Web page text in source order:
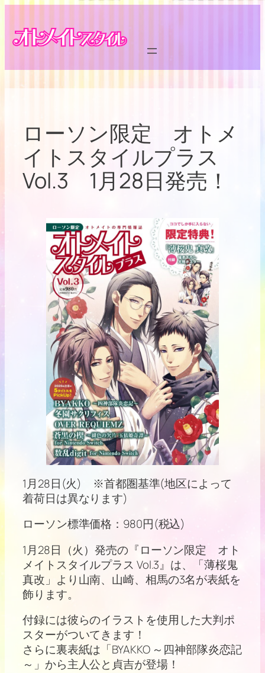
を
キ
ッ
ローソン限定 オトメ
イトスタイルプラス
Vol.3 1月28日発売！
1月28日(火) ※首都圏基準(地区によって
着荷日は異なります)
ローソン標準価格：980円(税込)
1月28日（火）発売の『ローソン限定 オト
メイトスタイルプラス Vol.3』は、「薄桜鬼
真改」より山南、山崎、相馬の3名が表紙を
飾ります。
付録には彼らのイラストを使用した大判ポ
スターがついてきます！
さらに裏表紙は「BYAKKO ～四神部隊炎恋記
～」から主人公と貞吉が登場！